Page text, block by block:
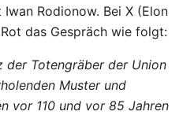
Rodionow. Bei X (Elon
das Gespräch wie folgt:
der Totengräber der Union
Muster und
vor 110 und vor 85 Jahren